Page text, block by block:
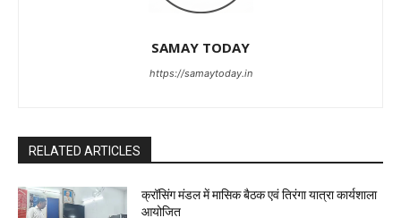
SAMAY TODAY
https://samaytoday.in
RELATED ARTICLES
क्रॉसिंग मंडल में मासिक बैठक एवं तिरंगा यात्रा कार्यशाला
आयोजित